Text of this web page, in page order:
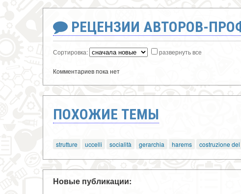
РЕЦЕНЗИИ АВТОРОВ-
Сортировка: развернуть все
Комментариев пока нет
ПОХОЖИЕ ТЕМЫ
strutture uccelli socialità gerarchia harems costruzione
Новые публикации: